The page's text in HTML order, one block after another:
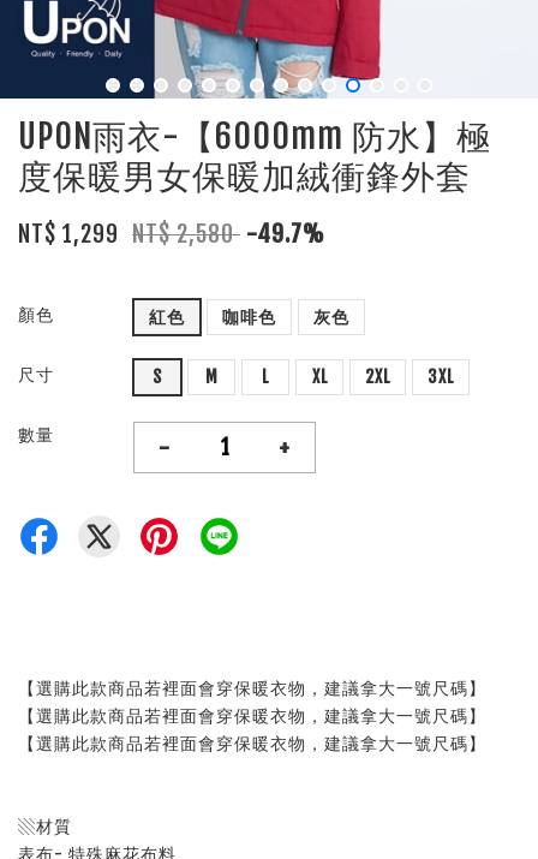
UPON雨衣-【6000mm 防水】極
度保暖男女保暖加絨衝鋒外套
NT$ 1,299 NT$ 2,580 -49.7%
顏色 紅色 咖啡色 灰色
尺寸 S M L XL 2XL 3XL
數量 - +
【選購此款商品若裡面會穿保暖衣物，建議拿大一號尺碼】
【選購此款商品若裡面會穿保暖衣物，建議拿大一號尺碼】
【選購此款商品若裡面會穿保暖衣物，建議拿大一號尺碼】
▧材質
表布- 特殊麻花布料